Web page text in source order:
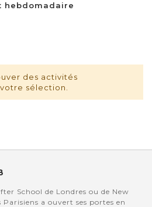
hebdomadaire
des activités
sélection.
School de Londres ou de New
a ouvert ses portes en